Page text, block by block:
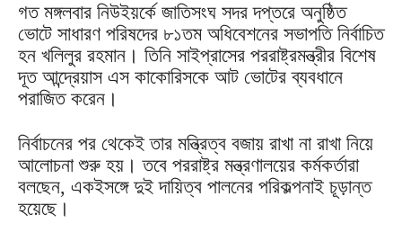
গত মঙ্গলবার নিউইয়র্কে জাতিসংঘ সদর দপ্তরে অনুষ্ঠিত
ভোটে সাধারণ পরিষদের ৮১তম অধিবেশনের সভাপতি নির্বাচিত
হন খলিলুর রহমান। তিনি সাইপ্রাসের পররাষ্ট্রমন্ত্রীর বিশেষ
দূত আন্দ্রেয়াস এস কাকোরিসকে আট ভোটের ব্যবধানে
পরাজিত করেন।
নির্বাচনের পর থেকেই তার মন্ত্রিত্ব বজায় রাখা না রাখা নিয়ে
আলোচনা শুরু হয়। তবে পররাষ্ট্র মন্ত্রণালয়ের কর্মকর্তারা
বলছেন, একইসঙ্গে দুই দায়িত্ব পালনের পরিকল্পনাই চূড়ান্ত
হয়েছে।